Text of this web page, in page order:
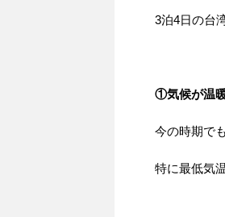
3泊4日の台
①気候が温
今の時期で
特に最低気